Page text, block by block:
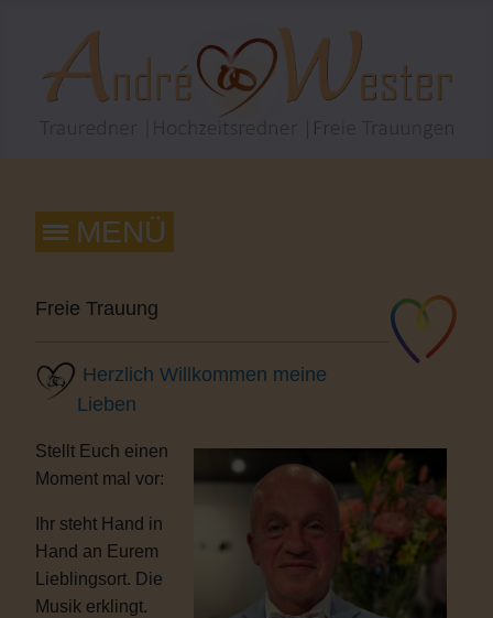
Freie Trauung
Herzlich Willkommen meine
Lieben
Stellt Euch einen
Moment mal vor:
Ihr steht Hand in
Hand an Eurem
Lieblingsort. Die
Musik erklingt.